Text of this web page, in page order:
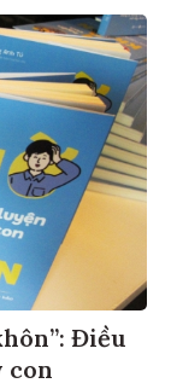
Điều
con